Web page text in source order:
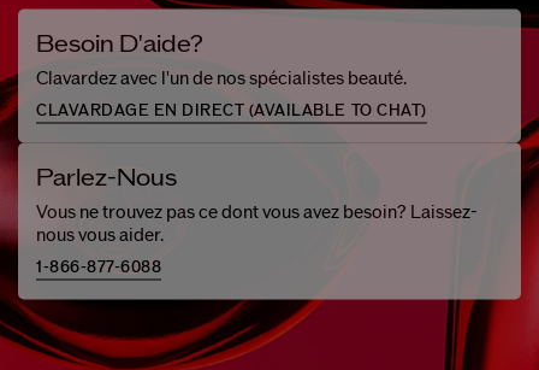
Besoin D'aide?
Clavardez avec l'un de nos spécialistes beauté.
CLAVARDAGE EN DIRECT (AVAILABLE TO CHAT)
Parlez-Nous
Vous ne trouvez pas ce dont vous avez besoin? Laissez-
nous vous aider.
1-866-877-6088